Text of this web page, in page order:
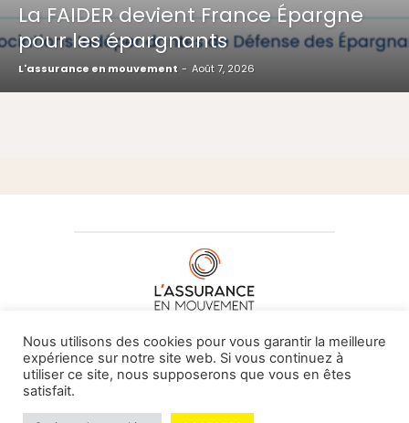
La FAIDER devient France Épargne
pour les épargnants
L'assurance en mouvement - Août 7, 2026
À PROPOS DE NOUS•CONTACT
© L'assurance en mouvement -By Vovoxx Média
Nous utilisons des cookies pour vous garantir la meilleure
expérience sur notre site web. Si vous continuez à
utiliser ce site, nous supposerons que vous en êtes
satisfait.